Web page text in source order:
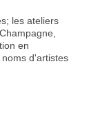
les ateliers
en
d'artistes